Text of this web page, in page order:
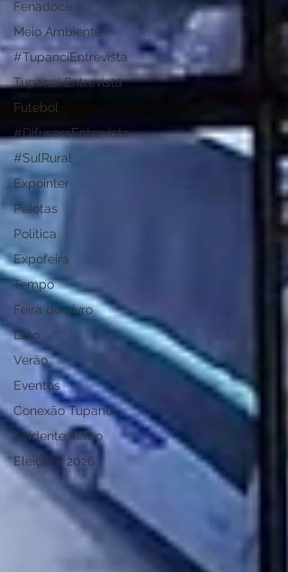
Fenadoce
Meio Ambiente
#TupanciEntrevista
Tupanci Entrevista
Futebol
#DifusoraEntrevista
#SulRural
Expointer
Pelotas
Política
Expofeira
Tempo
Feira do Livro
Luto
Verão
Eventos
Conexão Tupanci
Acidente aéreo
Eleições 2026